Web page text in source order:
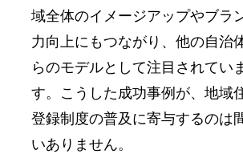
域全体のイメージアップやブラ
力向上にもつながり、他の自治
らのモデルとして注目されてい
す。こうした成功事例が、地域
登録制度の普及に寄与するのは
いありません。